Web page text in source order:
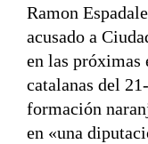
Ramon
acusado a
en las próximas
catalanas del
formación
en «una